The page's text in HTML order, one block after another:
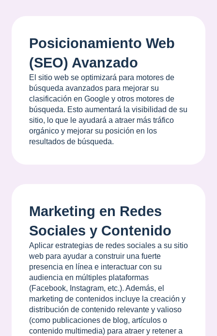
Posicionamiento Web
(SEO) Avanzado
El sitio web se optimizará para motores de
búsqueda avanzados para mejorar su
clasificación en Google y otros motores de
búsqueda. Esto aumentará la visibilidad de su
sitio, lo que le ayudará a atraer más tráfico
orgánico y mejorar su posición en los
resultados de búsqueda.
Marketing en Redes
Sociales y Contenido
Aplicar estrategias de redes sociales a su sitio
web para ayudar a construir una fuerte
presencia en línea e interactuar con su
audiencia en múltiples plataformas
(Facebook, Instagram, etc.). Además, el
marketing de contenidos incluye la creación y
distribución de contenido relevante y valioso
(como publicaciones de blog, artículos o
contenido multimedia) para atraer y retener a